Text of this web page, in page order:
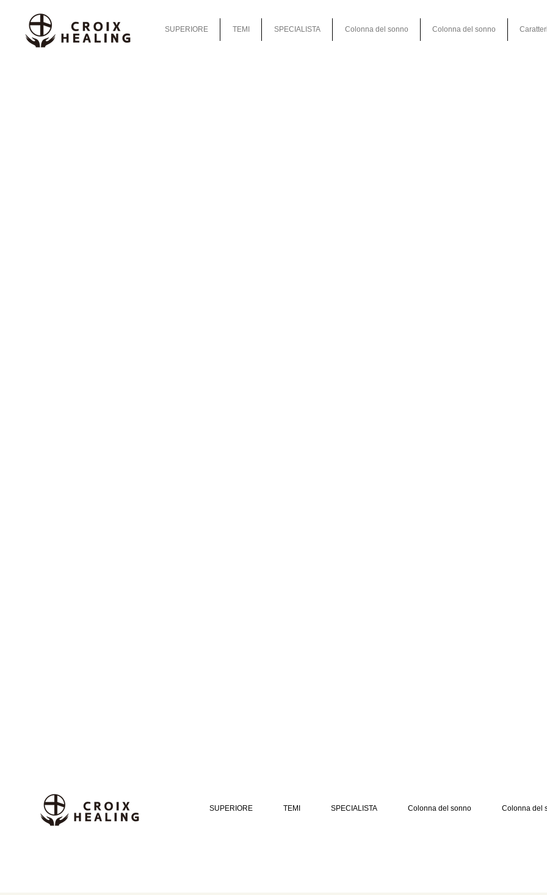
SUPERIORE TEMI SPECIALISTA Colonna del sonno Colonna del sonno
SUPERIORE TEMI SPECIALISTA Colonna del sonno Colonna del